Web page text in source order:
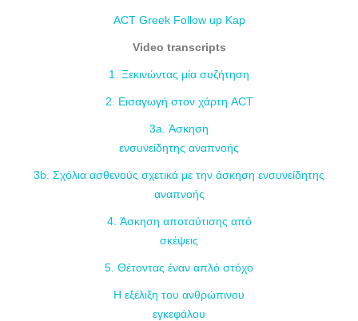
ACT Greek Follow up Kap
Video transcripts
1. Ξεκινώντας μία συζήτηση
2. Εισαγωγή στον χάρτη ACT
3a. Άσκηση
ενσυνείδητης αναπνοής
3b. Σχόλια ασθενούς σχετικά με την άσκηση ενσυνείδητης
αναπνοής
4. Άσκηση αποταύτισης από
σκέψεις
5. Θέτοντας έναν απλό στόχο
Η εξέλιξη του ανθρώπινου
εγκεφάλου